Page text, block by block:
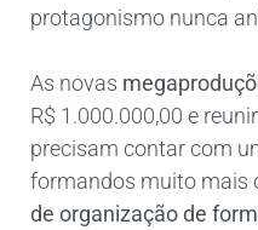
protagonismo nunca
As novas
R$ 1.000.000,00 e
precisam contar com
formandos muito mais
de organização de